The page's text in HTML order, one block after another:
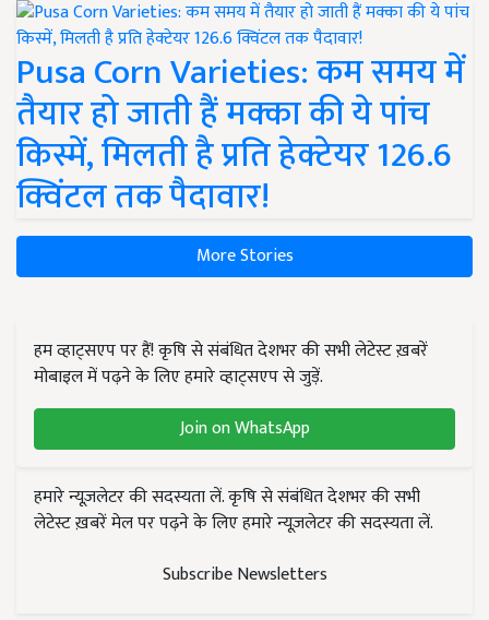
Pusa Corn Varieties: कम समय में
तैयार हो जाती हैं मक्का की ये पांच
किस्में, मिलती है प्रति हेक्टेयर 126.6
क्विंटल तक पैदावार!
More Stories
हम व्हाट्सएप पर हैं! कृषि से संबंधित देशभर की सभी लेटेस्ट ख़बरें
मोबाइल में पढ़ने के लिए हमारे व्हाट्सएप से जुड़ें.
Join on WhatsApp
हमारे न्यूज़लेटर की सदस्यता लें. कृषि से संबंधित देशभर की सभी
लेटेस्ट ख़बरें मेल पर पढ़ने के लिए हमारे न्यूज़लेटर की सदस्यता लें.
Subscribe Newsletters